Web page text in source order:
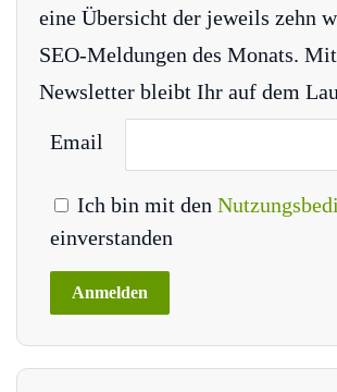
eine Übersicht der jeweils zehn
SEO-Meldungen des Monats.
Newsletter bleibt Ihr auf dem
Email
Ich bin mit den
einverstanden